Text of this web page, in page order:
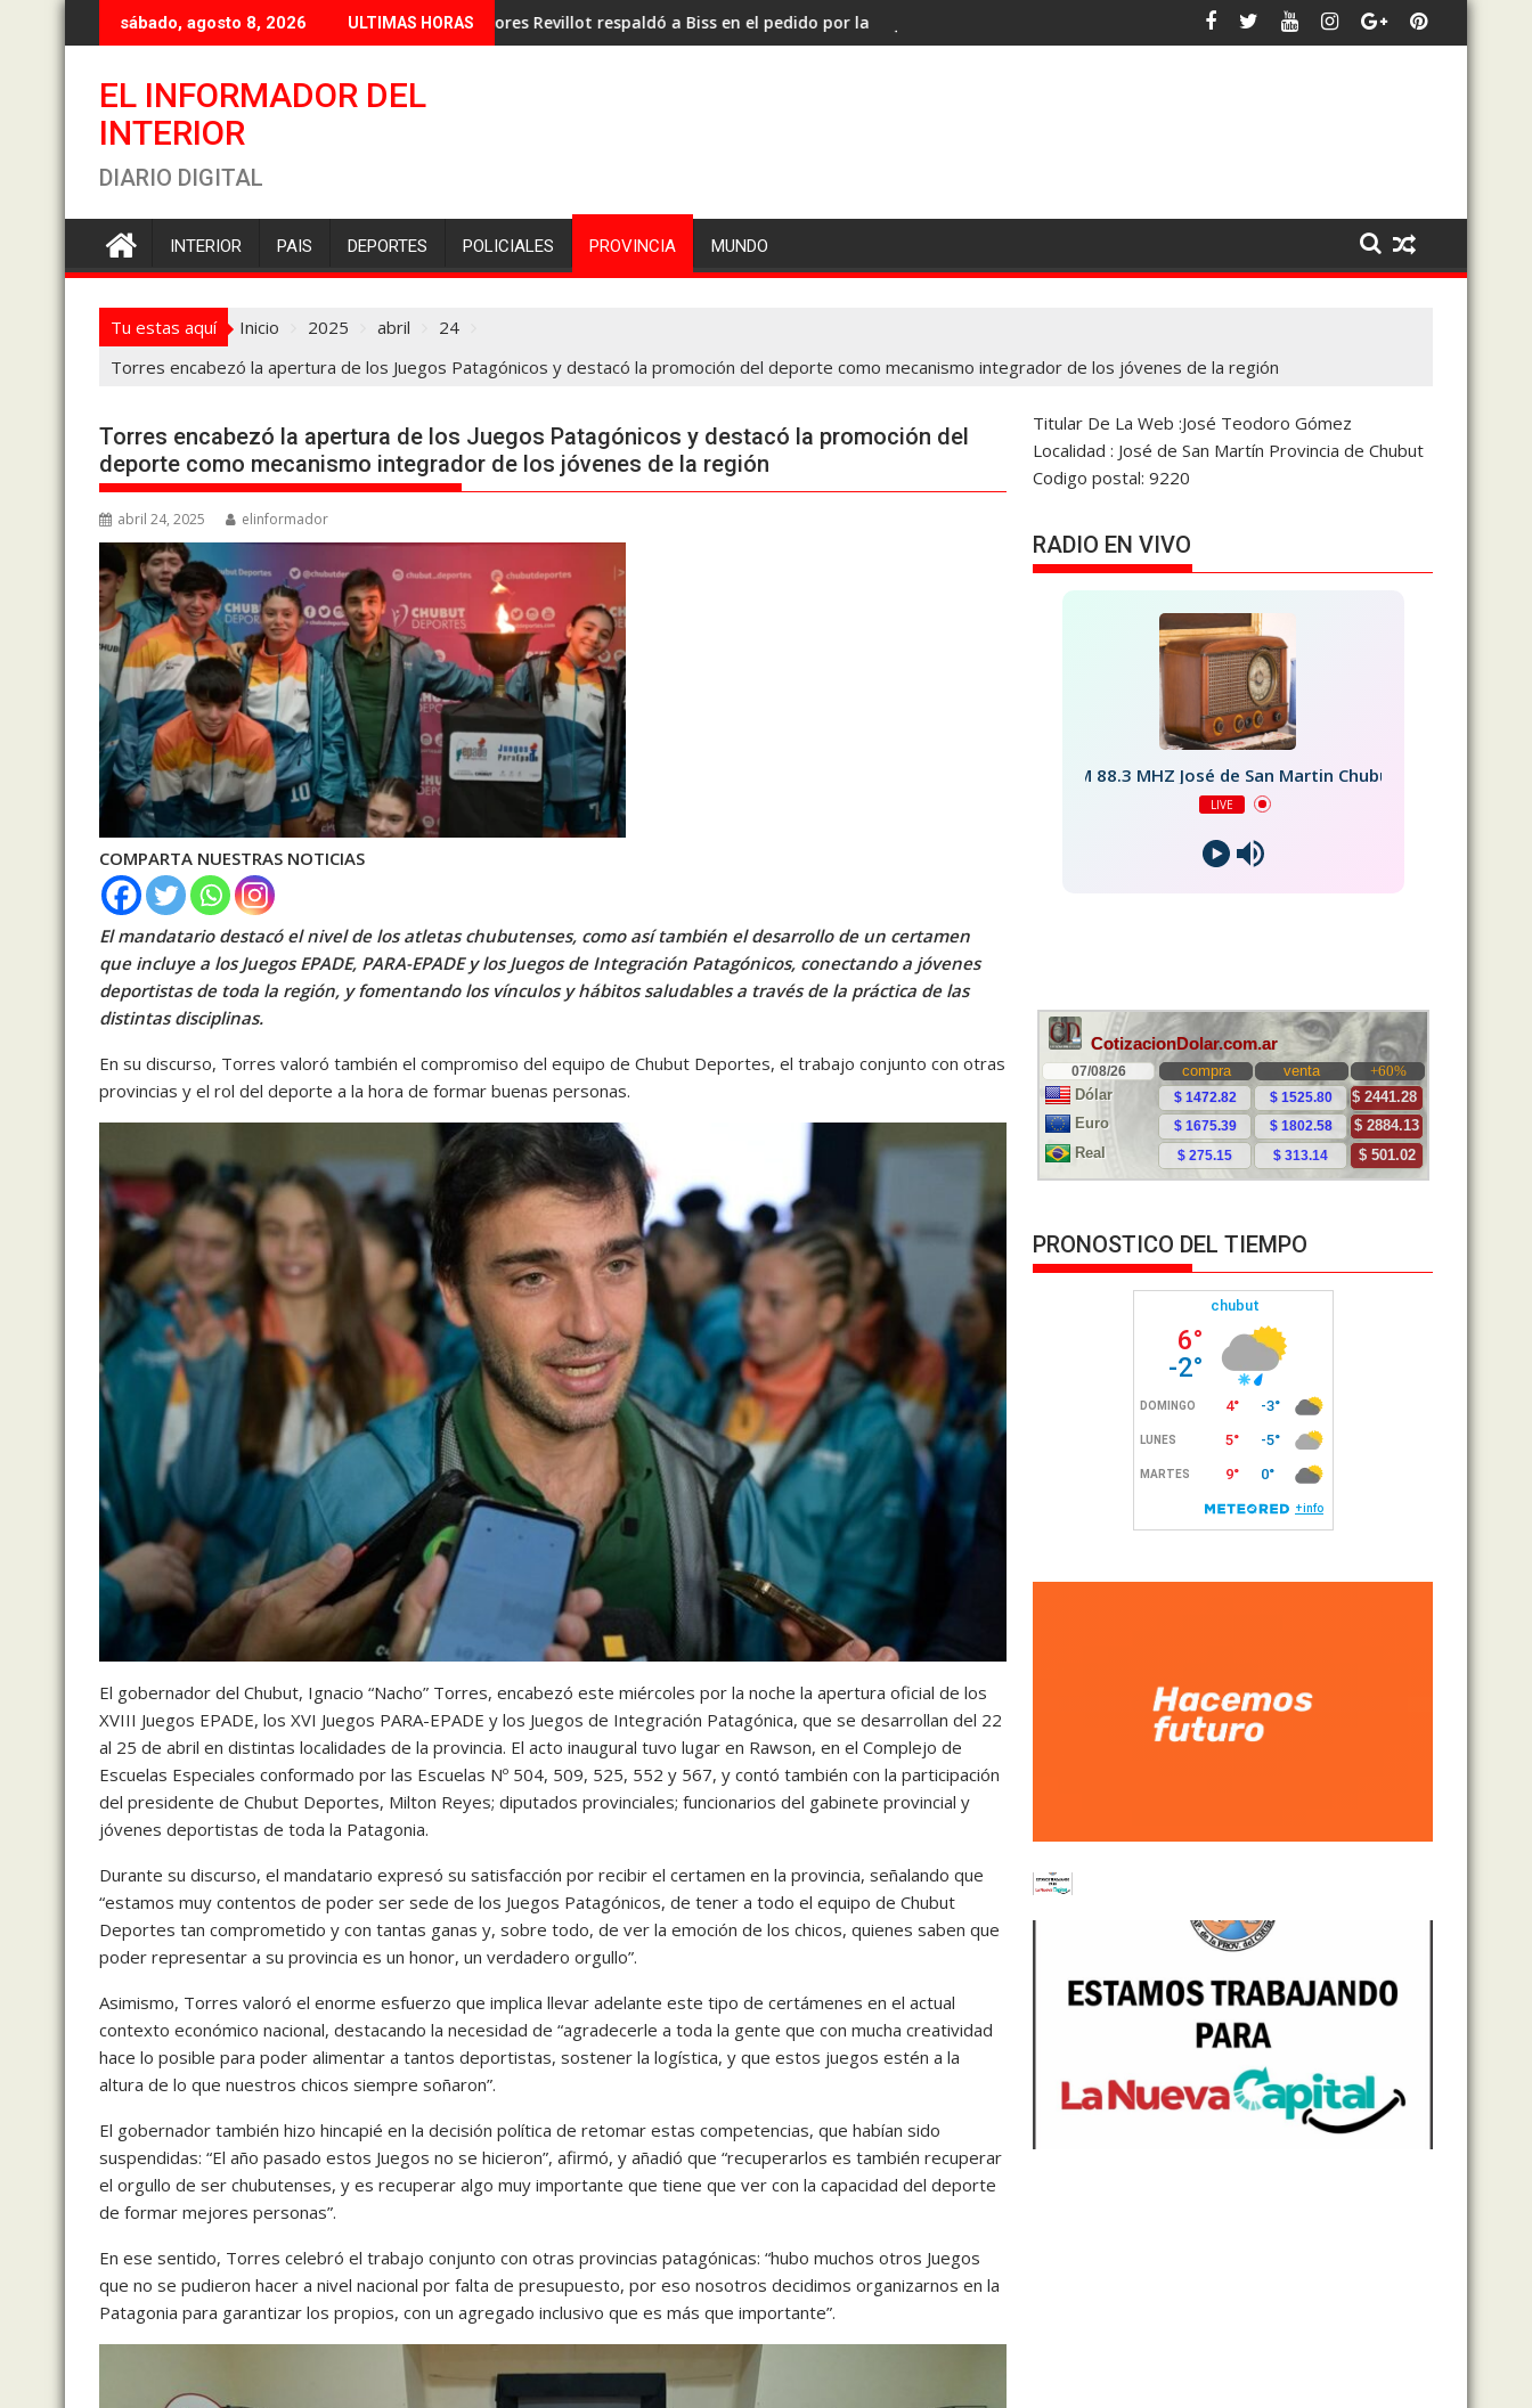
al
sábado, agosto 8, 2026 ULTIMAS HORAS
Flores Revillot respaldó a Biss en el pedido por la administración portuaria y la coparticipaciónJones: «La prioridad siempre será defender los intereses de 28 de Julio y de Chubut»
Bowen afirmó que trabaja en un frente político «más
EL INFORMADOR DEL
INTERIOR
DIARIO DIGITAL
INTERIOR PAIS DEPORTES POLICIALES PROVINCIA MUNDO
Tu estas aquí Inicio 2025 abril
24
Torres encabezó la apertura de los Juegos Patagónicos y destacó la promoción del deporte como mecanismo integrador de los jóvenes de la región
Torres encabezó la apertura de los Juegos Patagónicos y destacó la promoción del
deporte como mecanismo integrador de los jóvenes de la región
abril 24, 2025 elinformador
COMPARTA NUESTRAS NOTICIAS
El mandatario destacó el nivel de los atletas chubutenses, como así también el desarrollo de un certamen
que incluye a los Juegos EPADE, PARA-EPADE y los Juegos de Integración Patagónicos, conectando a jóvenes
deportistas de toda la región, y fomentando los vínculos y hábitos saludables a través de la práctica de las
distintas disciplinas.
En su discurso, Torres valoró también el compromiso del equipo de Chubut Deportes, el trabajo conjunto con otras
provincias y el rol del deporte a la hora de formar buenas personas.
El gobernador del Chubut, Ignacio “Nacho” Torres, encabezó este miércoles por la noche la apertura oficial de los
XVIII Juegos EPADE, los XVI Juegos PARA-EPADE y los Juegos de Integración Patagónica, que se desarrollan del 22
al 25 de abril en distintas localidades de la provincia. El acto inaugural tuvo lugar en Rawson, en el Complejo de
Escuelas Especiales conformado por las Escuelas Nº 504, 509, 525, 552 y 567, y contó también con la participación
del presidente de Chubut Deportes, Milton Reyes; diputados provinciales; funcionarios del gabinete provincial y
jóvenes deportistas de toda la Patagonia.
Durante su discurso, el mandatario expresó su satisfacción por recibir el certamen en la provincia, señalando que
“estamos muy contentos de poder ser sede de los Juegos Patagónicos, de tener a todo el equipo de Chubut
Deportes tan comprometido y con tantas ganas y, sobre todo, de ver la emoción de los chicos, quienes saben que
poder representar a su provincia es un honor, un verdadero orgullo”.
Asimismo, Torres valoró el enorme esfuerzo que implica llevar adelante este tipo de certámenes en el actual
contexto económico nacional, destacando la necesidad de “agradecerle a toda la gente que con mucha creatividad
hace lo posible para poder alimentar a tantos deportistas, sostener la logística, y que estos juegos estén a la
altura de lo que nuestros chicos siempre soñaron”.
El gobernador también hizo hincapié en la decisión política de retomar estas competencias, que habían sido
suspendidas: “El año pasado estos Juegos no se hicieron”, afirmó, y añadió que “recuperarlos es también recuperar
el orgullo de ser chubutenses, y es recuperar algo muy importante que tiene que ver con la capacidad del deporte
de formar mejores personas”.
En ese sentido, Torres celebró el trabajo conjunto con otras provincias patagónicas: “hubo muchos otros Juegos
que no se pudieron hacer a nivel nacional por falta de presupuesto, por eso nosotros decidimos organizarnos en la
Patagonia para garantizar los propios, con un agregado inclusivo que es más que importante”.
Titular De La Web :José Teodoro Gómez
Localidad : José de San Martín Provincia de Chubut
Codigo postal: 9220
RADIO EN VIVO
FM 88.3 MHZ José de San Martin Chubut
LIVE
PRONOSTICO DEL TIEMPO